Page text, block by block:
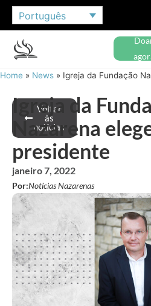
Português
Home » News » Igreja da Fundação
Voltar
às
notícias
Igreja da
Nazarena
presidente
janeiro 7, 2022
Por:Notícias Nazarenas